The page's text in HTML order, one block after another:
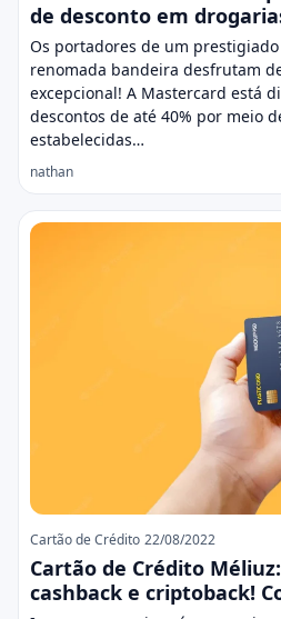
de desconto em
Os portadores de um
renomada bandeira desfrutam
excepcional! A Mastercard está
descontos de até 40% por meio
estabelecidas…
nathan
Cartão de Crédito 22/08/2022
Cartão de Crédito
cashback e criptoback!